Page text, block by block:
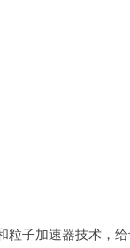
子加速器技术，给